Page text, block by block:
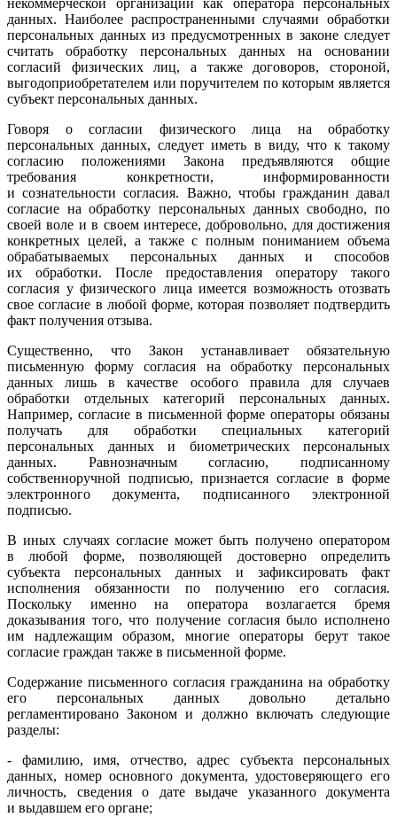
некоммерческой организации как оператора персональных
данных. Наиболее распространенными случаями обработки
персональных данных из предусмотренных в законе следует
считать обработку персональных данных на основании
согласий физических лиц, а также договоров, стороной,
выгодоприобретателем или поручителем по которым является
субъект персональных данных.
Говоря о согласии физического лица на обработку
персональных данных, следует иметь в виду, что к такому
согласию положениями Закона предъявляются общие
требования конкретности, информированности
и сознательности согласия. Важно, чтобы гражданин давал
согласие на обработку персональных данных свободно, по
своей воле и в своем интересе, добровольно, для достижения
конкретных целей, а также с полным пониманием объема
обрабатываемых персональных данных и способов
их обработки. После предоставления оператору такого
согласия у физического лица имеется возможность отозвать
свое согласие в любой форме, которая позволяет подтвердить
факт получения отзыва.
Существенно, что Закон устанавливает обязательную
письменную форму согласия на обработку персональных
данных лишь в качестве особого правила для случаев
обработки отдельных категорий персональных данных.
Например, согласие в письменной форме операторы обязаны
получать для обработки специальных категорий
персональных данных и биометрических персональных
данных. Равнозначным согласию, подписанному
собственноручной подписью, признается согласие в форме
электронного документа, подписанного электронной
подписью.
В иных случаях согласие может быть получено оператором
в любой форме, позволяющей достоверно определить
субъекта персональных данных и зафиксировать факт
исполнения обязанности по получению его согласия.
Поскольку именно на оператора возлагается бремя
доказывания того, что получение согласия было исполнено
им надлежащим образом, многие операторы берут такое
согласие граждан также в письменной форме.
Содержание письменного согласия гражданина на обработку
его персональных данных довольно детально
регламентировано Законом и должно включать следующие
разделы:
- фамилию, имя, отчество, адрес субъекта персональных
данных, номер основного документа, удостоверяющего его
личность, сведения о дате выдаче указанного документа
и выдавшем его органе;